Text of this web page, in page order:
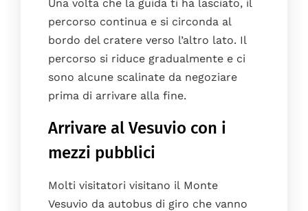
Una volta che la guida ti ha lasciato, il
percorso continua e si circonda al
bordo del cratere verso l’altro lato. Il
percorso si riduce gradualmente e ci
sono alcune scalinate da negoziare
prima di arrivare alla fine.
Arrivare al Vesuvio con i
mezzi pubblici
Molti visitatori visitano il Monte
Vesuvio da autobus di giro che vanno